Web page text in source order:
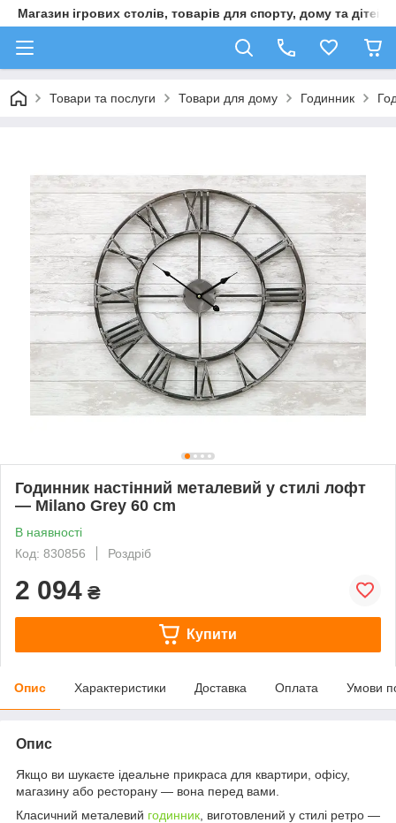
Магазин ігрових столів, товарів для спорту, дому та дітей
Товари та послуги Товари для дому Годинник
Годинник настінний металевий у стилі лофт
— Milano Grey 60 cm
В наявності
Код: 830856
Роздріб
2 094 ₴
Купити
Опис Характеристики Доставка Оплата Умови
Опис
Якщо ви шукаєте ідеальне прикраса для квартири, офісу,
магазину або ресторану — вона перед вами.
Класичний металевий годинник , виготовлений у стилі ретро —